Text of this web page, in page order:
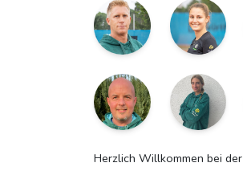
Herzlich Willkommen bei der